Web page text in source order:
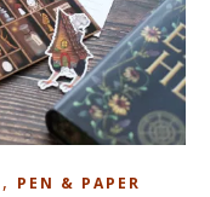
, PEN & PAPER